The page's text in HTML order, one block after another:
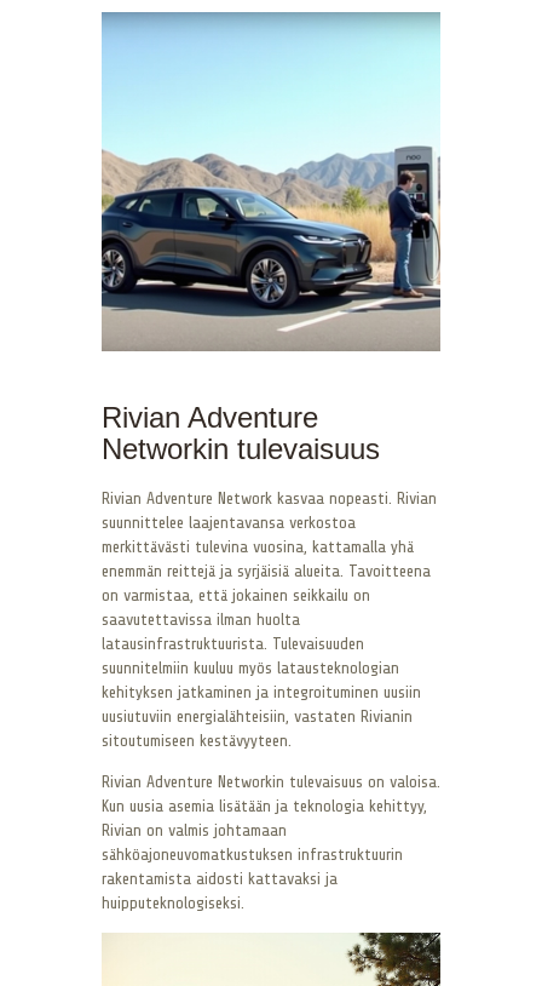
Rivian Adventure
Networkin tulevaisuus
Rivian Adventure Network kasvaa nopeasti. Rivian
suunnittelee laajentavansa verkostoa
merkittävästi tulevina vuosina, kattamalla yhä
enemmän reittejä ja syrjäisiä alueita. Tavoitteena
on varmistaa, että jokainen seikkailu on
saavutettavissa ilman huolta
latausinfrastruktuurista. Tulevaisuuden
suunnitelmiin kuuluu myös latausteknologian
kehityksen jatkaminen ja integroituminen uusiin
uusiutuviin energialähteisiin, vastaten Rivianin
sitoutumiseen kestävyyteen.
Rivian Adventure Networkin tulevaisuus on valoisa.
Kun uusia asemia lisätään ja teknologia kehittyy,
Rivian on valmis johtamaan
sähköajoneuvomatkustuksen infrastruktuurin
rakentamista aidosti kattavaksi ja
huipputeknologiseksi.